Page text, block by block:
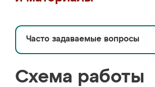
Часто задаваемые вопросы
Схема работы